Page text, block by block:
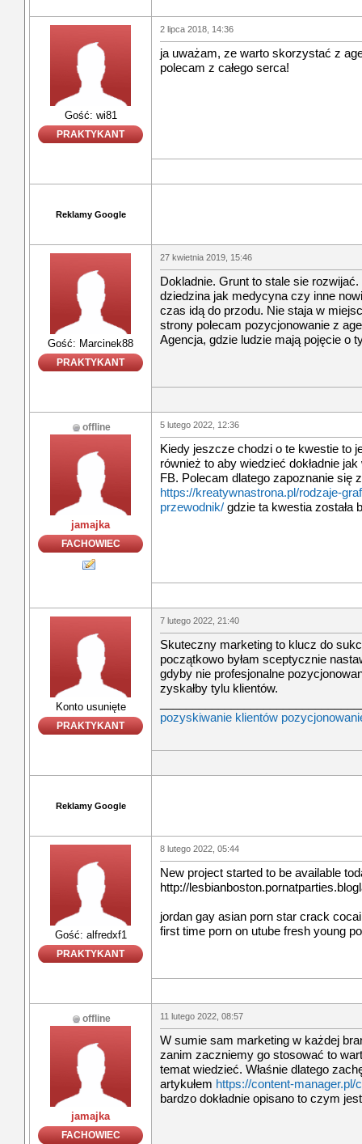
Gość: wi81
PRAKTYKANT
2 lipca 2018, 14:36
ja uważam, ze warto skorzystać z
polecam z całego serca!
Reklamy Google
Gość: Marcinek88
PRAKTYKANT
27 kwietnia 2019, 15:46
Dokladnie. Grunt to stale sie
dziedzina jak medycyna czy inne
czas idą do przodu. Nie staja w
strony polecam pozycjonowanie z
Agencja, gdzie ludzie mają pojęcie o
offline
jamajka
FACHOWIEC
5 lutego 2022, 12:36
Kiedy jeszcze chodzi o te kwestie to
również to aby wiedzieć dokładnie
FB. Polecam dlatego zapoznanie się
https://kreatywnastrona.pl/rodzaje-
przewodnik/ gdzie ta kwestia została
Konto usunięte
PRAKTYKANT
7 lutego 2022, 21:40
Skuteczny marketing to klucz do
początkowo byłam sceptycznie
gdyby nie profesjonalne
zyskałby tylu klientów.
pozyskiwanie klientów
Reklamy Google
Gość: alfredxf1
PRAKTYKANT
8 lutego 2022, 05:44
New project started to be available
http://
jordan gay asian porn star crack
first time porn on utube fresh young
offline
jamajka
FACHOWIEC
11 lutego 2022, 08:57
W sumie sam marketing w każdej
zanim zaczniemy go stosować to
temat wiedzieć. Właśnie dlatego
artykułem https://content-
bardzo dokładnie opisano to czym